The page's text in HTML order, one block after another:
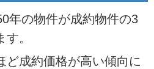
年の物件が成約物件の3
。
ど成約価格が高い傾向に